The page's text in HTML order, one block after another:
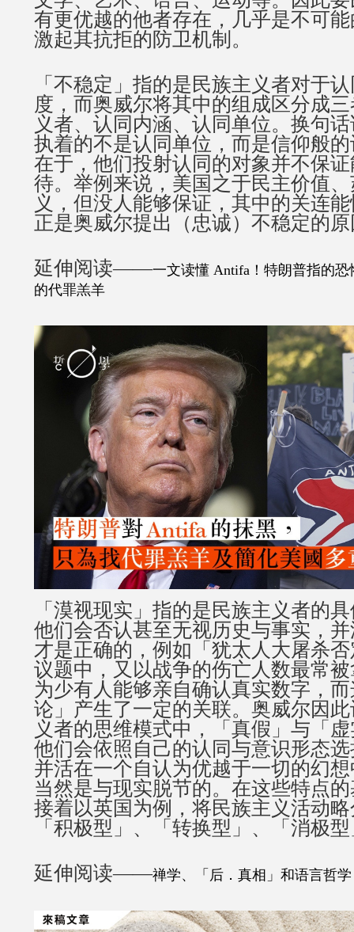
有更优越的他者存在，几乎是不可
激起其抗拒的防卫机制。
「不稳定」指的是民族主义者对于
度，而奥威尔将其中的组成区分成
义者、认同内涵、认同单位。换句
执着的不是认同单位，而是信仰般
在于，他们投射认同的对象并不保
待。举例来说，美国之于民主价值
义，但没人能够保证，其中的关连
正是奥威尔提出（忠诚）不稳定的
延伸阅读——一文读懂 Antifa！特朗普指的
的代罪羔羊
「漠视现实」指的是民族主义者的
他们会否认甚至无视历史与事实，
才是正确的，例如「犹太人大屠杀
议题中，又以战争的伤亡人数最常
为少有人能够亲自确认真实数字，
论」产生了一定的关联。奥威尔因
义者的思维模式中，「真假」与「
他们会依照自己的认同与意识形态
并活在一个自认为优越于一切的幻
当然是与现实脱节的。在这些特点
接着以英国为例，将民族主义活动
「积极型」、「转换型」、「消极
延伸阅读——禅学、「后．真相」和语言哲学